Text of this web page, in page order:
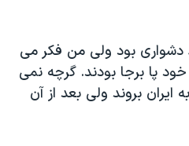
بود ولی من فکر می
پا برجا بودند. گرچه نمی
ايران بروند ولی بعد از آن